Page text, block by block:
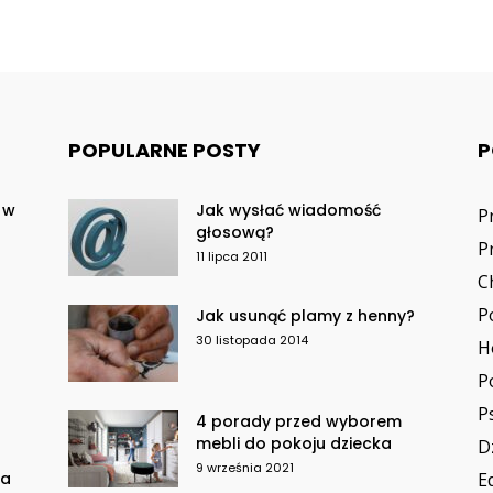
POPULARNE POSTY
Jak wysłać wiadomość
głosową?
11 lipca 2011
Jak usunąć plamy z henny?
30 listopada 2014
4 porady przed wyborem
mebli do pokoju dziecka
9 września 2021